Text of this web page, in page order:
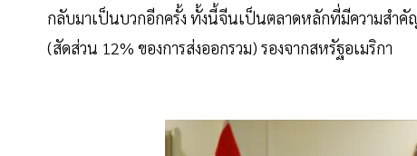
กลับมาเป็นบวกอีกครั้ง ทั้งนี้จีนเป็นตลาดหลักที่มีความสำคั
(สัดส่วน 12% ของการส่งออกรวม) รองจากสหรัฐอเมริกา